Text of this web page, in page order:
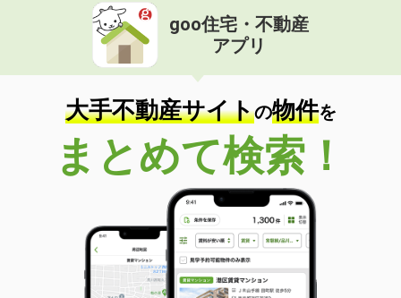
goo住宅・不動産
アプリ
大手不動産サイトの物件を
まとめて検索！